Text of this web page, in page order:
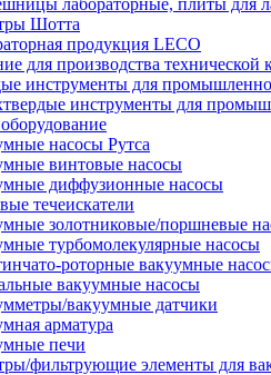
лабораторные, плиты для
Шотта
продукция LECO
для производства технической
инструменты для
инструменты для
насосы Рутса
винтовые насосы
диффузионные насосы
течеискатели
золотниковые/поршневые
турбомолекулярные насосы
роторные вакуумные
вакуумные насосы
вакуумные датчики
арматура
печи
фильтрующие элементы для